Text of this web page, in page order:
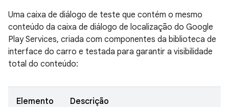
Uma caixa de diálogo de teste que contém o mesmo
conteúdo da caixa de diálogo de localização do Google
Play Services, criada com componentes da biblioteca de
interface do carro e testada para garantir a visibilidade
total do conteúdo:
Elemento Descrição